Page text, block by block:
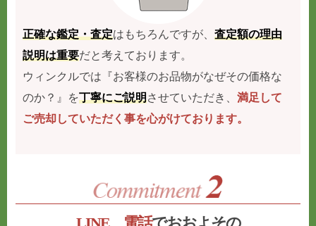
正確な鑑定・査定はもちろんですが、査定額の理由
説明は重要だと考えております。
ウィンクルでは『お客様のお品物がなぜその価格な
のか？』を丁寧にご説明させていただき、満足して
ご売却していただく事を心がけております。